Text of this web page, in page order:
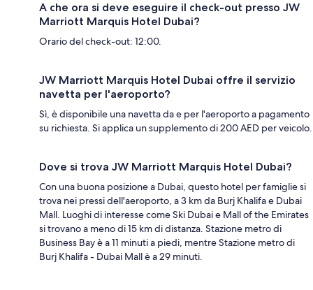
A che ora si deve eseguire il check-out presso JW
Marriott Marquis Hotel Dubai?
Orario del check-out: 12:00.
JW Marriott Marquis Hotel Dubai offre il servizio
navetta per l'aeroporto?
Sì, è disponibile una navetta da e per l'aeroporto a pagamento
su richiesta. Si applica un supplemento di 200 AED per veicolo.
Dove si trova JW Marriott Marquis Hotel Dubai?
Con una buona posizione a Dubai, questo hotel per famiglie si
trova nei pressi dell'aeroporto, a 3 km da Burj Khalifa e Dubai
Mall. Luoghi di interesse come Ski Dubai e Mall of the Emirates
si trovano a meno di 15 km di distanza. Stazione metro di
Business Bay è a 11 minuti a piedi, mentre Stazione metro di
Burj Khalifa - Dubai Mall è a 29 minuti.